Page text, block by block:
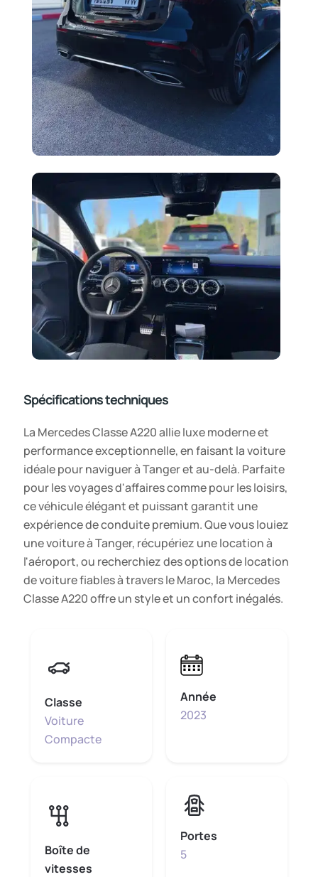
Spécifications techniques
La Mercedes Classe A220 allie luxe moderne et
performance exceptionnelle, en faisant la voiture
idéale pour naviguer à Tanger et au-delà. Parfaite
pour les voyages d'affaires comme pour les loisirs,
ce véhicule élégant et puissant garantit une
expérience de conduite premium. Que vous louiez
une voiture à Tanger, récupériez une location à
l'aéroport, ou recherchiez des options de location
de voiture fiables à travers le Maroc, la Mercedes
Classe A220 offre un style et un confort inégalés.
Classe
Voiture
Compacte
Année
2023
Boîte de
vitesses
Portes
5